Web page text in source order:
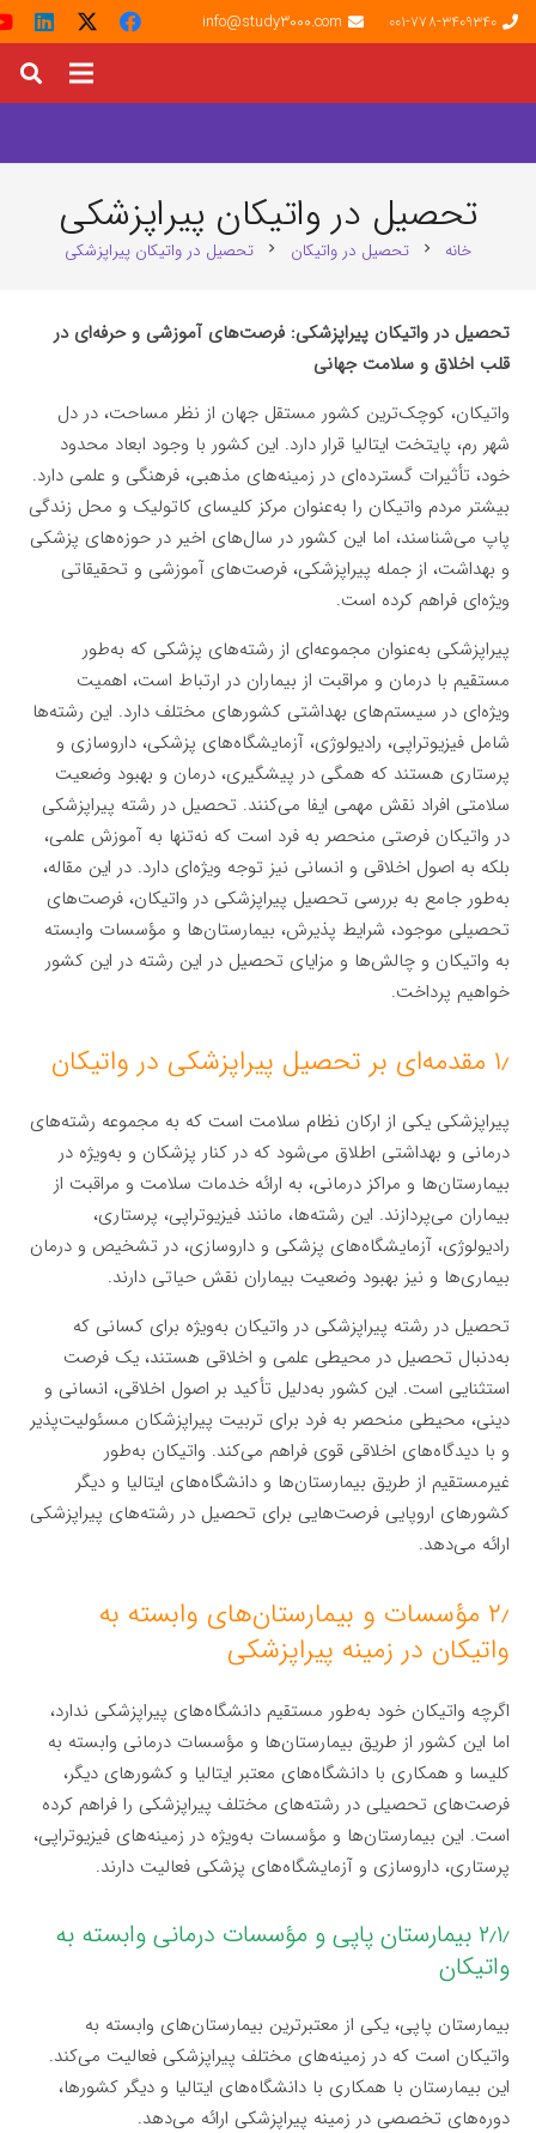
001-778-3409340
info@study3000.com
تحصیل در واتیکان پیراپزشکی
خانه chevron_right تحصیل در واتیکان chevron_right تحصیل در واتیکان پیراپزشکی
تحصیل در واتیکان پیراپزشکی: فرصت‌های آموزشی و حرفه‌ای در
قلب اخلاق و سلامت جهانی
واتیکان، کوچک‌ترین کشور مستقل جهان از نظر مساحت، در دل
شهر رم، پایتخت ایتالیا قرار دارد. این کشور با وجود ابعاد محدود
خود، تأثیرات گسترده‌ای در زمینه‌های مذهبی، فرهنگی و علمی دارد.
بیشتر مردم واتیکان را به‌عنوان مرکز کلیسای کاتولیک و محل زندگی
پاپ می‌شناسند، اما این کشور در سال‌های اخیر در حوزه‌های پزشکی
و بهداشت، از جمله پیراپزشکی، فرصت‌های آموزشی و تحقیقاتی
ویژه‌ای فراهم کرده است.
پیراپزشکی به‌عنوان مجموعه‌ای از رشته‌های پزشکی که به‌طور
مستقیم با درمان و مراقبت از بیماران در ارتباط است، اهمیت
ویژه‌ای در سیستم‌های بهداشتی کشورهای مختلف دارد. این رشته‌ها
شامل فیزیوتراپی، رادیولوژی، آزمایشگاه‌های پزشکی، داروسازی و
پرستاری هستند که همگی در پیشگیری، درمان و بهبود وضعیت
سلامتی افراد نقش مهمی ایفا می‌کنند. تحصیل در رشته پیراپزشکی
در واتیکان فرصتی منحصر به فرد است که نه‌تنها به آموزش علمی،
بلکه به اصول اخلاقی و انسانی نیز توجه ویژه‌ای دارد. در این مقاله،
به‌طور جامع به بررسی تحصیل پیراپزشکی در واتیکان، فرصت‌های
تحصیلی موجود، شرایط پذیرش، بیمارستان‌ها و مؤسسات وابسته
به واتیکان و چالش‌ها و مزایای تحصیل در این رشته در این کشور
خواهیم پرداخت.
۱٫ مقدمه‌ای بر تحصیل پیراپزشکی در واتیکان
پیراپزشکی یکی از ارکان نظام سلامت است که به مجموعه رشته‌های
درمانی و بهداشتی اطلاق می‌شود که در کنار پزشکان و به‌ویژه در
بیمارستان‌ها و مراکز درمانی، به ارائه خدمات سلامت و مراقبت از
بیماران می‌پردازند. این رشته‌ها، مانند فیزیوتراپی، پرستاری،
رادیولوژی، آزمایشگاه‌های پزشکی و داروسازی، در تشخیص و درمان
بیماری‌ها و نیز بهبود وضعیت بیماران نقش حیاتی دارند.
تحصیل در رشته پیراپزشکی در واتیکان به‌ویژه برای کسانی که
به‌دنبال تحصیل در محیطی علمی و اخلاقی هستند، یک فرصت
استثنایی است. این کشور به‌دلیل تأکید بر اصول اخلاقی، انسانی و
دینی، محیطی منحصر به فرد برای تربیت پیراپزشکان مسئولیت‌پذیر
و با دیدگاه‌های اخلاقی قوی فراهم می‌کند. واتیکان به‌طور
غیرمستقیم از طریق بیمارستان‌ها و دانشگاه‌های ایتالیا و دیگر
کشورهای اروپایی فرصت‌هایی برای تحصیل در رشته‌های پیراپزشکی
ارائه می‌دهد.
۲٫ مؤسسات و بیمارستان‌های وابسته به
واتیکان در زمینه پیراپزشکی
اگرچه واتیکان خود به‌طور مستقیم دانشگاه‌های پیراپزشکی ندارد،
اما این کشور از طریق بیمارستان‌ها و مؤسسات درمانی وابسته به
کلیسا و همکاری با دانشگاه‌های معتبر ایتالیا و کشورهای دیگر،
فرصت‌های تحصیلی در رشته‌های مختلف پیراپزشکی را فراهم کرده
است. این بیمارستان‌ها و مؤسسات به‌ویژه در زمینه‌های فیزیوتراپی،
پرستاری، داروسازی و آزمایشگاه‌های پزشکی فعالیت دارند.
۲٫۱٫ بیمارستان پاپی و مؤسسات درمانی وابسته به
واتیکان
بیمارستان پاپی، یکی از معتبرترین بیمارستان‌های وابسته به
واتیکان است که در زمینه‌های مختلف پیراپزشکی فعالیت می‌کند.
این بیمارستان با همکاری با دانشگاه‌های ایتالیا و دیگر کشورها،
دوره‌های تخصصی در زمینه پیراپزشکی ارائه می‌دهد.